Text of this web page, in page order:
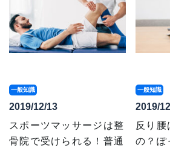
一般知識
2019/12/13
スポーツマッサージは整
骨院で受けられる！普通
一般知識
2019/
反り腰
の？ぽ